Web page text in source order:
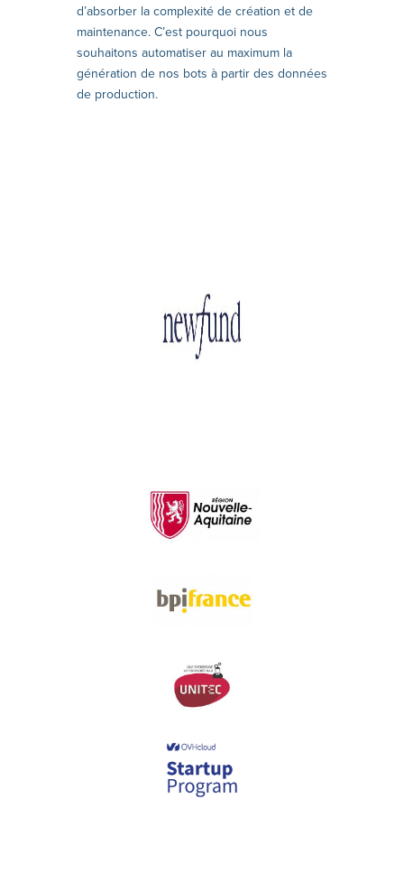
d’absorber la complexité de création et de
maintenance. C’est pourquoi nous
souhaitons automatiser au maximum la
génération de nos bots à partir des données
de production.